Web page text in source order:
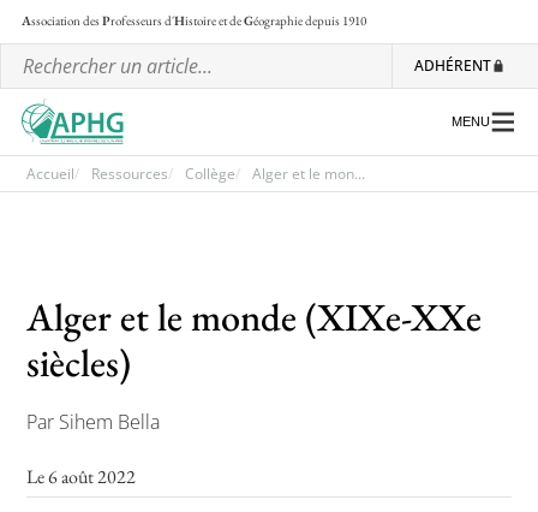
Association desProfesseurs d'Histoire et deGéographiedepuis 1910
ADHÉRENT
Les régionales
Les ateliers nationaux
Lettre d’information de l’APHG
MENU
Accueil Ressources Collège Alger et le mon...
Alger et le monde (XIXe-XXe
siècles)
Par Sihem Bella
Le 6 août 2022